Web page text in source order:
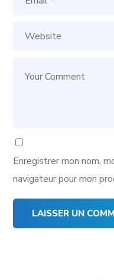
Enregistrer mon nom,
navigateur pour mon